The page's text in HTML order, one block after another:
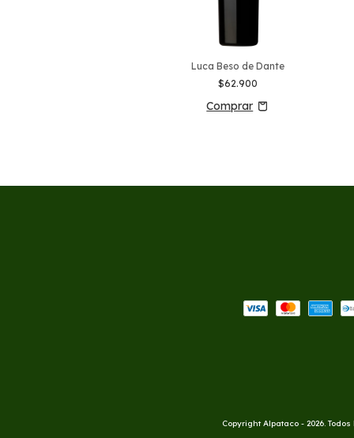
Luca Beso de Dante
$62.900
Copyright Alpataco - 2026.